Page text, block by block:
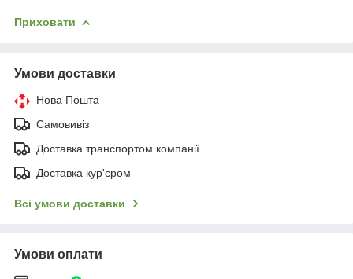
Приховати
Умови доставки
Нова Пошта
Самовивіз
Доставка транспортом компанії
Доставка кур'єром
Всі умови доставки
Умови оплати